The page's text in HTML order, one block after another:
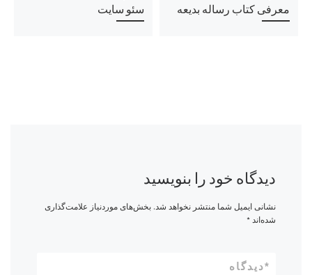
سئو سایت معرفی کتاب رساله بدیعه
دیدگاه خود را بنویسید
نشانی ایمیل شما منتشر نخواهد شد. بخش‌های موردنیاز علامت‌گذاری
شده‌اند*
دیدگاه*